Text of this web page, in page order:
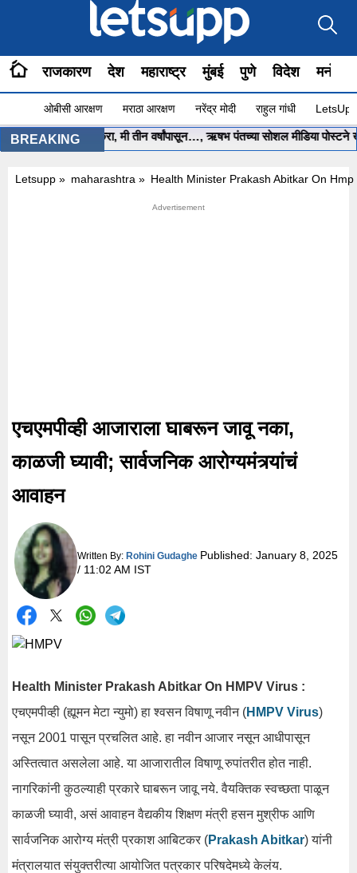
राजकारण देश महाराष्ट्र मुंबई पुणे विदेश
ओबीसी आरक्षण मराठा आरक्षण नरेंद्र मोदी राहुल गांधी
BREAKING
मला मदत करा, मी तीन वर्षांपासून…, ऋषभ पंतच्या सोशल मीडिया पोस्टने खळबळ
Letsupp » maharashtra » Health Minister Prakash Abitkar On
एचएमपीव्ही आजाराला घाबरून जावू नका,
काळजी घ्यावी; सार्वजनिक आरोग्यमंत्र्यांचं
आवाहन
Written By:Rohini Gudaghe Published:January 8, 2025
/ 11:02 AM IST
Health Minister Prakash Abitkar On HMPV Virus :
एचएमपीव्ही (ह्यूमन मेटा न्युमो) हा श्वसन विषाणू नवीन (HMPV Virus)
नसून 2001 पासून प्रचलित आहे. हा नवीन आजार नसून आधीपासून
अस्तित्वात असलेला आहे. या आजारातील विषाणू रुपांतरीत होत नाही.
नागरिकांनी कुठल्याही प्रकारे घाबरून जावू नये. वैयक्तिक स्वच्छता पाळून
काळजी घ्यावी, असं आवाहन वैद्यकीय शिक्षण मंत्री हसन मुश्रीफ आणि
सार्वजनिक आरोग्य मंत्री प्रकाश आबिटकर (Prakash Abitkar) यांनी
मंत्रालयात संयुक्तरीत्या आयोजित पत्रकार परिषदेमध्ये केलंय.